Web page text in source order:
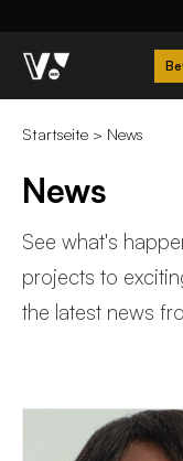
Startseite > News
News
See what's
projects to
the latest news